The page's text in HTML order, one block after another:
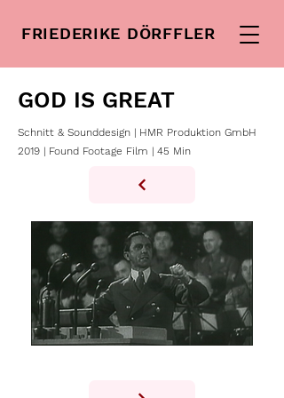
FRIEDERIKE DÖRFFLER
GOD IS GREAT
Schnitt & Sounddesign | HMR Produktion GmbH
2019 | Found Footage Film | 45 Min